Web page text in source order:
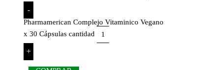
-
Pharmamerican Complejo Vitaminico Vegano
x 30 Cápsulas cantidad
+